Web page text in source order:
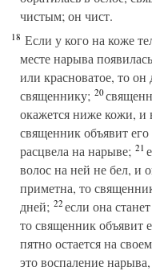
чистым; он чист.
18 Если у кого на коже
месте нарыва
или красноватое, то он
священнику; 20
окажется ниже кожи, и
священник объявит
расцвела на нарыве; 21
волос на ней не бел, и
приметна, то
дней; 22если она
то священник объявит
пятно остается на
это воспаление